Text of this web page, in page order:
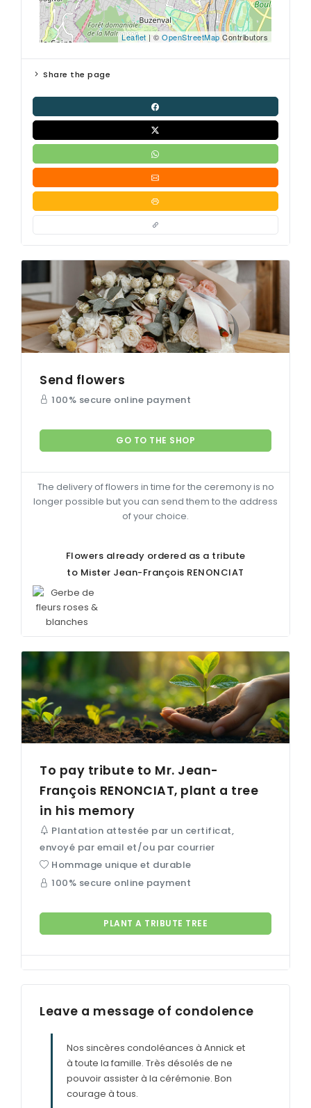
Leaflet | © OpenStreetMapContributors
Share the page
Send flowers
100% secure online payment
GO TO THE SHOP
The delivery of flowers in time for the ceremony is no
longer possible but you can send them to the address
of your choice.
Flowers already ordered as a tribute
to Mister Jean-François RENONCIAT
To pay tribute to Mr. Jean-
François RENONCIAT, plant a tree
in his memory
Plantation attestée par un certificat,
envoyé par email et/ou par courrier
Hommage unique et durable
100% secure online payment
PLANT A TRIBUTE TREE
Leave a message of condolence
Nos sincères condoléances à Annick et
à toute la famille. Très désolés de ne
pouvoir assister à la cérémonie. Bon
courage à tous.